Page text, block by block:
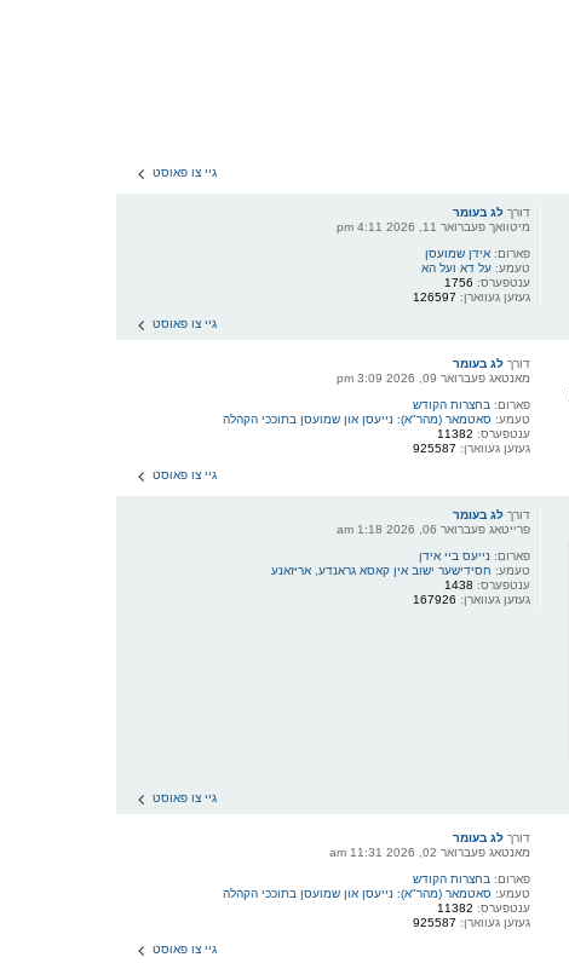
גיי צו פאוסט
דורךלג בעומר
מיטוואך פעברואר 11, 2026 4:11 pm
פארום:אידן שמועסן
טעמע:על דא ועל הא
ענטפערס: 1756
געזען געווארן: 126597
גיי צו פאוסט
דורךלג בעומר
מאנטאג פעברואר 09, 2026 3:09 pm
פארום: בחצרות הקודש
טעמע: סאטמאר (מהר"א): נייעסן און שמועסן בתוככי הקהלה
ענטפערס: 11382
געזען געווארן: 925587
גיי צו פאוסט
דורךלג בעומר
פרייטאג פעברואר 06, 2026 1:18 am
פארום: נייעס ביי אידן
טעמע: חסידישער ישוב אין קאסא גראנדע, אריזאנע
ענטפערס: 1438
געזען געווארן: 167926
גיי צו פאוסט
דורךלג בעומר
מאנטאג פעברואר 02, 2026 11:31 am
פארום: בחצרות הקודש
טעמע: סאטמאר (מהר"א): נייעסן און שמועסן בתוככי הקהלה
ענטפערס: 11382
געזען געווארן: 925587
גיי צו פאוסט